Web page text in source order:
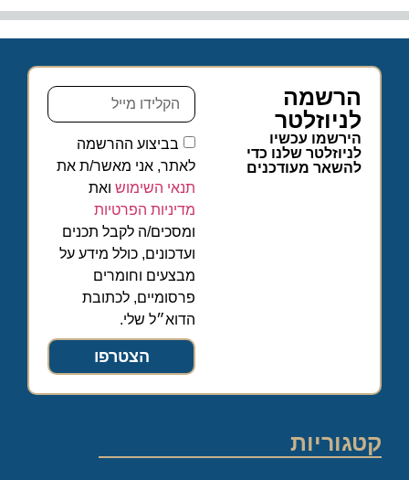
הרשמה
לניוזלטר
הירשמו עכשיו
לניוזלטר שלנו כדי
להשאר מעודכנים
בביצוע ההרשמה
לאתר, אני מאשר/ת את
תנאי השימושואת
מדיניות הפרטיות
ומסכים/ה לקבל תכנים
ועדכונים, כולל מידע על
מבצעים וחומרים
פרסומיים, לכתובת
הדוא״ל שלי.
הצטרפו
קטגוריות